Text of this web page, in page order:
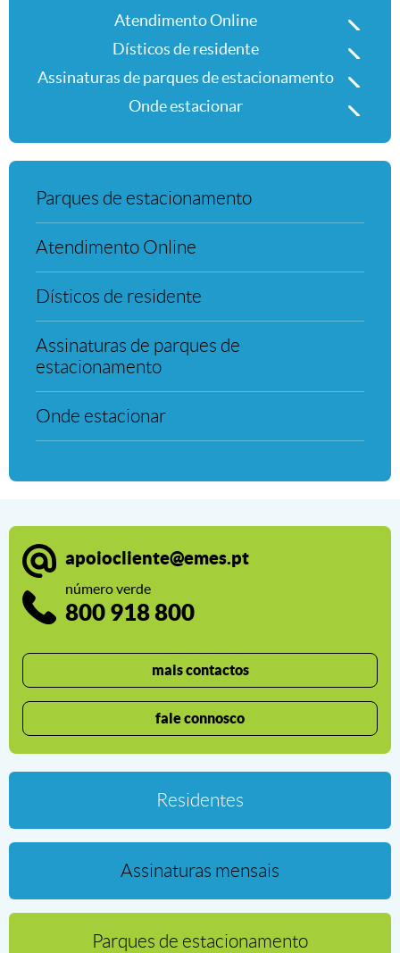
Atendimento Online
Atendimento Online
Dísticos de residente
Dísticos de residente
Assinaturas de parques de
Assinaturas de parques de estacionamento
Onde estacionar
Onde estacionar
Parques de estacionamento
Parques de estacionamento
Atendimento Online
Atendimento Online
Dísticos de residente
Dísticos de residente
Assinaturas de parques de
Assinaturas de parques de
estacionamento
Onde estacionar
Onde estacionar
apoiocliente@emes.pt
número verde
800 918 800
mais contactos
fale connosco
Residentes
Residentes
Assinaturas mensais
Assinaturas mensais
Parques de estacionamento
Parques de estacionamento